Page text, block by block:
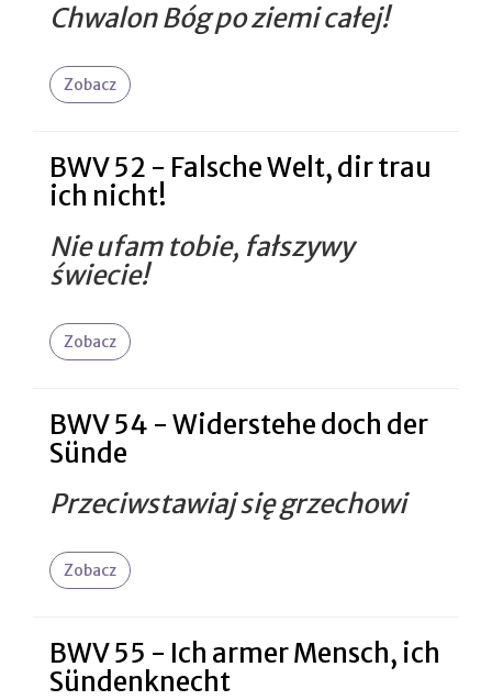
Chwalon Bóg po ziemi całej!
Zobacz
BWV 52 - Falsche Welt, dir trau
ich nicht!
Nie ufam tobie, fałszywy
świecie!
Zobacz
BWV 54 - Widerstehe doch der
Sünde
Przeciwstawiaj się grzechowi
Zobacz
BWV 55 - Ich armer Mensch, ich
Sündenknecht